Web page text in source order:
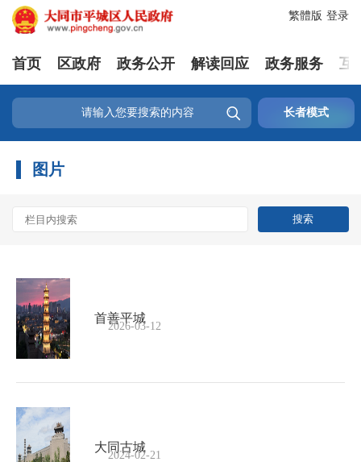
登录
繁體版
首页 区政府 政务公开 解读回应 政务服务 互
 长者模式
图片
2026-03-12
首善平城
2024-02-21
大同古城